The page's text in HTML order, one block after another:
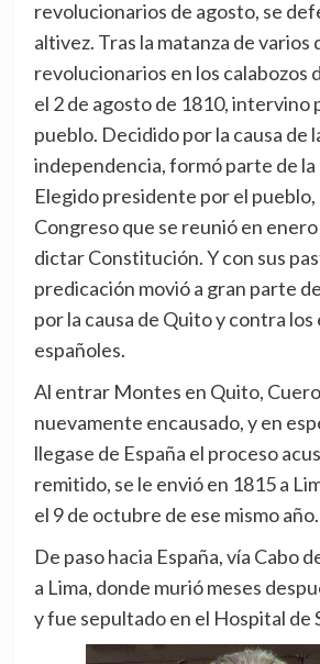
revolucionarios de agosto, se
altivez. Tras la matanza de varios
revolucionarios en los calabozos
el 2 de agosto de 1810, intervino
pueblo. Decidido por la causa de
independencia, formó parte de la
Elegido presidente por el pueblo,
Congreso que se reunió en
dictar Constitución. Y con sus
predicación movió a gran parte
por la causa de Quito y contra
españoles.
Al entrar Montes en Quito,
nuevamente encausado, y en
llegase de España el proceso
remitido, se le envió en 1815 a
el 9 de octubre de ese mismo año.
De paso hacia España, vía Cabo
a Lima, donde murió meses
y fue sepultado en el Hospital de